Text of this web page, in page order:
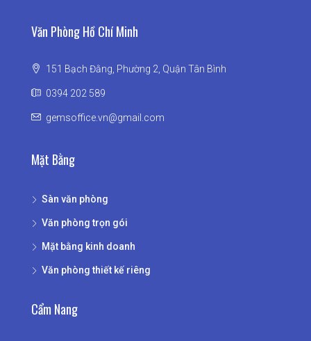
Văn Phòng Hồ Chí Minh
151 Bạch Đằng, Phường 2, Quận Tân Bình
0394 202 589
gemsoffice.vn@gmail.com
Mặt Bằng
Sàn văn phòng
Văn phòng trọn gói
Mặt bằng kinh doanh
Văn phòng thiết kế riêng
Cẩm Nang